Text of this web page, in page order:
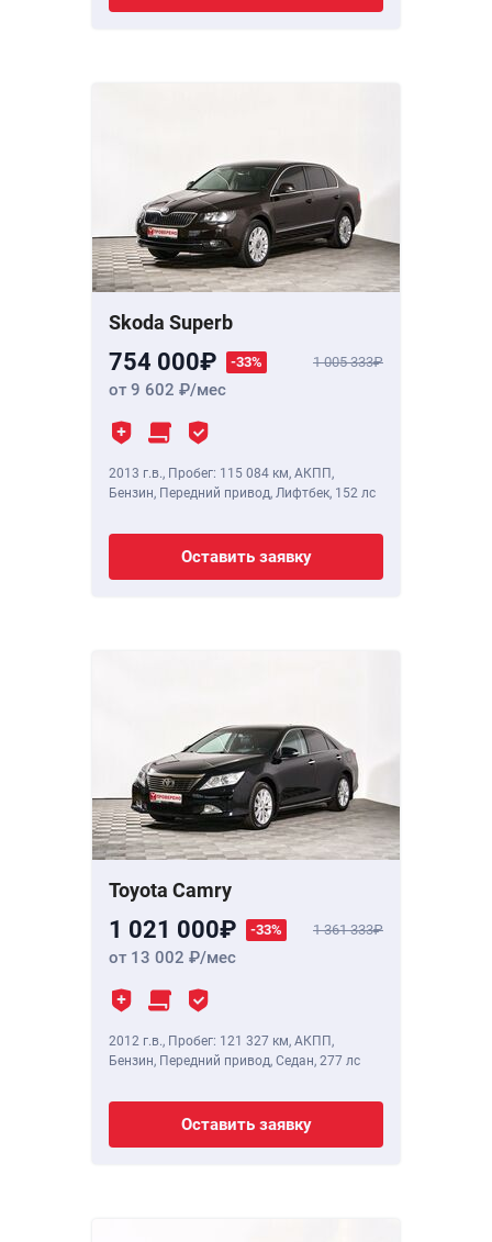
Skoda Superb
754 000 -33% 1 005 333
от 9 602 /мес
2013 г.в., Пробег: 115 084 км, АКПП,
Бензин, Передний привод, Лифтбек, 152 лс
Оставить заявку
Toyota Camry
1 021 000 -33% 1 361 333
от 13 002 /мес
2012 г.в., Пробег: 121 327 км, АКПП,
Бензин, Передний привод, Седан, 277 лс
Оставить заявку